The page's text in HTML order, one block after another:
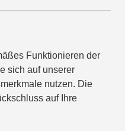
Funktionieren der
sich auf unserer
nutzen. Die
auf Ihre